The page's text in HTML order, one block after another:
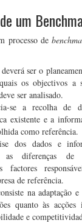
um
processo de
ser o
os objectivos a
ser analisado.
se a recolha de
existente e a
como referência.
dos dados e
as diferenças
factores
de referência.
na adaptação
quanto às acções
e